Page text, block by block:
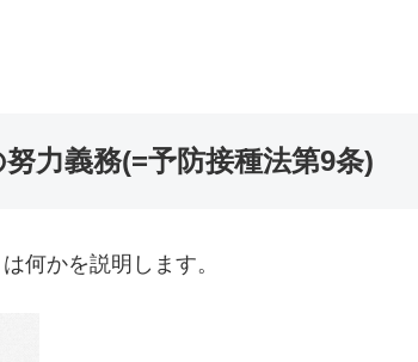
力義務(=予防接種法第9条)
何かを説明します。